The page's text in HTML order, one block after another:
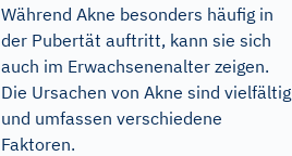
Während Akne besonders häufig in
der Pubertät auftritt, kann sie sich
auch im Erwachsenenalter zeigen.
Die Ursachen von Akne sind vielfältig
und umfassen verschiedene
Faktoren.